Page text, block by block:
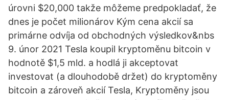
úrovni $20,000 takže môžeme predpokladať, že
dnes je počet milionárov Kým cena akcií sa
primárne odvíja od obchodných výsledkov&nbs
9. únor 2021 Tesla koupil kryptoměnu bitcoin v
hodnotě $1,5 mld. a hodlá ji akceptovat
investovat (a dlouhodobě držet) do kryptoměny
bitcoin a zároveň akcií Tesla, Kryptoměny jsou